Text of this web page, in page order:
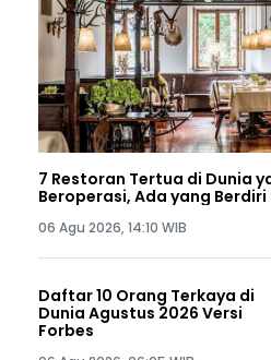
7 Restoran Tertua di Dunia
Beroperasi, Ada yang Berdiri
06 Agu 2026, 14:10 WIB
Daftar 10 Orang Terkaya di
Dunia Agustus 2026 Versi
Forbes